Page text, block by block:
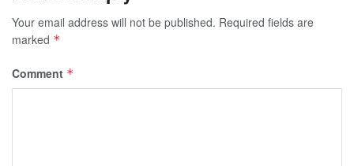
Your email address will not be published. Required fields are
marked *
Comment *